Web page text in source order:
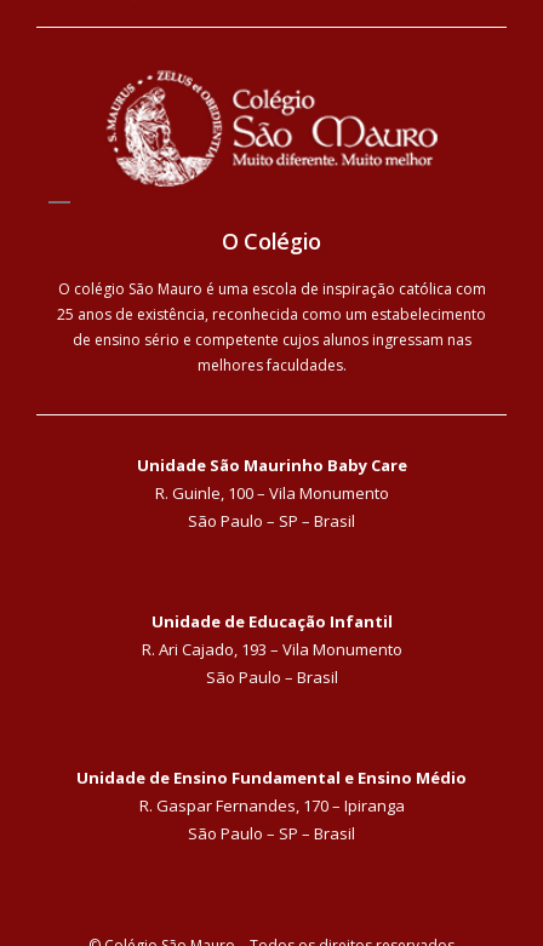
O Colégio
O colégio São Mauro é uma escola de inspiração católica com
25 anos de existência, reconhecida como um estabelecimento
de ensino sério e competente cujos alunos ingressam nas
melhores faculdades.
Unidade São Maurinho Baby Care
R. Guinle, 100 – Vila Monumento
São Paulo – SP – Brasil
Unidade de Educação Infantil
R. Ari Cajado, 193 – Vila Monumento
São Paulo – Brasil
Unidade de Ensino Fundamental e Ensino Médio
R. Gaspar Fernandes, 170 – Ipiranga
São Paulo – SP – Brasil